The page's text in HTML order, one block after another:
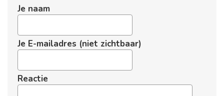
Je naam
Je E-mailadres (niet zichtbaar)
Reactie